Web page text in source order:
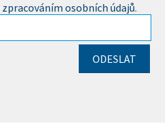
zpracováním osobních údajů.